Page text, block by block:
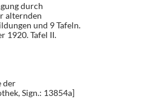
durch
alternden
und 9 Tafeln.
1920. Tafel II.
der
Sign.: 13854a]